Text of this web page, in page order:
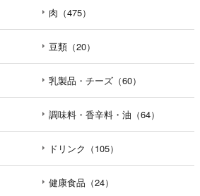
肉（475）
豆類（20）
乳製品・チーズ（60）
調味料・香辛料・油（64）
ドリンク（105）
健康食品（24）